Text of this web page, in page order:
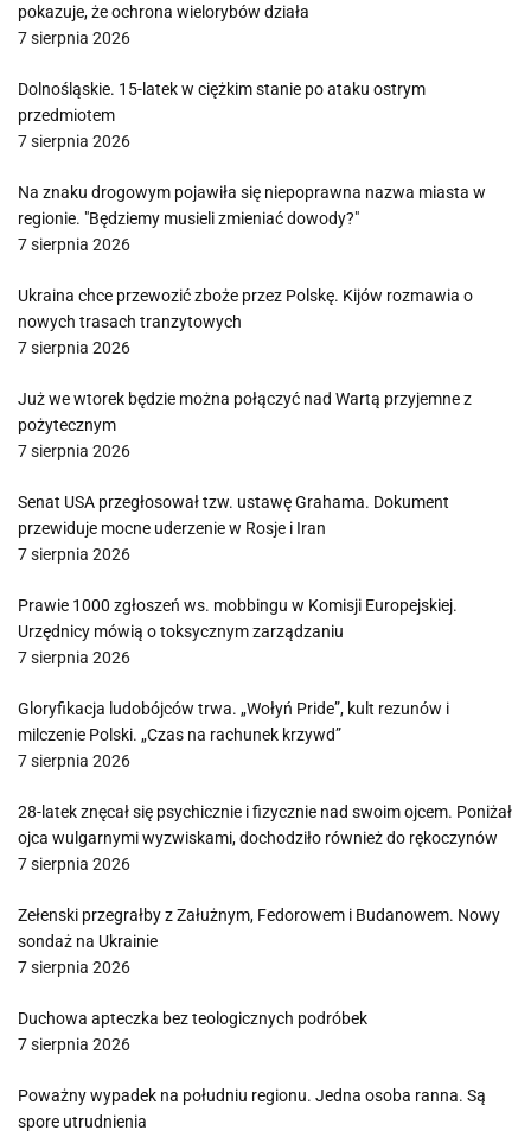
pokazuje, że ochrona wielorybów działa
7 sierpnia 2026
Dolnośląskie. 15-latek w ciężkim stanie po ataku ostrym
przedmiotem
7 sierpnia 2026
Na znaku drogowym pojawiła się niepoprawna nazwa miasta w
regionie. "Będziemy musieli zmieniać dowody?"
7 sierpnia 2026
Ukraina chce przewozić zboże przez Polskę. Kijów rozmawia o
nowych trasach tranzytowych
7 sierpnia 2026
Już we wtorek będzie można połączyć nad Wartą przyjemne z
pożytecznym
7 sierpnia 2026
Senat USA przegłosował tzw. ustawę Grahama. Dokument
przewiduje mocne uderzenie w Rosje i Iran
7 sierpnia 2026
Prawie 1000 zgłoszeń ws. mobbingu w Komisji Europejskiej.
Urzędnicy mówią o toksycznym zarządzaniu
7 sierpnia 2026
Gloryfikacja ludobójców trwa. „Wołyń Pride”, kult rezunów i
milczenie Polski. „Czas na rachunek krzywd”
7 sierpnia 2026
28-latek znęcał się psychicznie i fizycznie nad swoim ojcem. Poniżał
ojca wulgarnymi wyzwiskami, dochodziło również do rękoczynów
7 sierpnia 2026
Zełenski przegrałby z Załużnym, Fedorowem i Budanowem. Nowy
sondaż na Ukrainie
7 sierpnia 2026
Duchowa apteczka bez teologicznych podróbek
7 sierpnia 2026
Poważny wypadek na południu regionu. Jedna osoba ranna. Są
spore utrudnienia